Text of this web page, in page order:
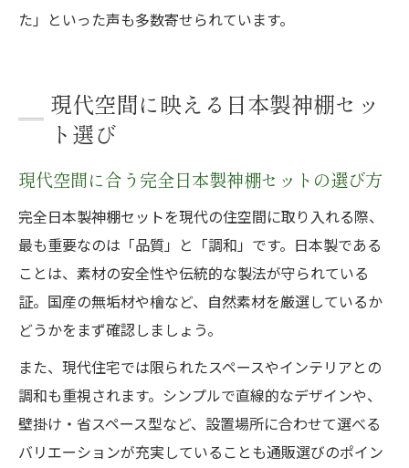
た」といった声も多数寄せられています。
現代空間に映える日本製神棚セッ
ト選び
現代空間に合う完全日本製神棚セットの選び方
完全日本製神棚セットを現代の住空間に取り入れる際、
最も重要なのは「品質」と「調和」です。日本製である
ことは、素材の安全性や伝統的な製法が守られている
証。国産の無垢材や檜など、自然素材を厳選しているか
どうかをまず確認しましょう。
また、現代住宅では限られたスペースやインテリアとの
調和も重視されます。シンプルで直線的なデザインや、
壁掛け・省スペース型など、設置場所に合わせて選べる
バリエーションが充実していることも通販選びのポイン